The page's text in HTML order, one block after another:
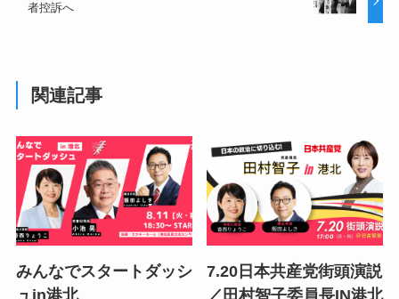
者控訴へ
関連記事
みんなでスタートダッシ
ュin港北
7.20日本共産党街頭演説
／田村智子委員長IN港北